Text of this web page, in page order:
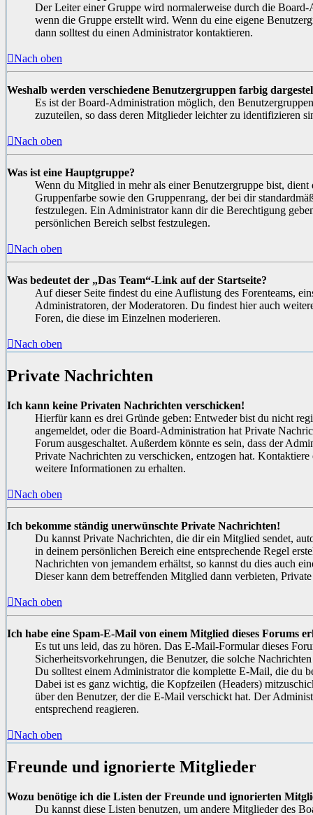
Der Leiter einer Gruppe wird normalerweise durch die
wenn die Gruppe erstellt wird. Wenn du eine eigene
dann solltest du einen Administrator kontaktieren.
Nach oben
Weshalb werden verschiedene Benutzergruppen farbig
Es ist der Board-Administration möglich, den
zuzuteilen, so dass deren Mitglieder leichter zu identifizieren
Nach oben
Was ist eine Hauptgruppe?
Wenn du Mitglied in mehr als einer Benutzergruppe bist, dient
Gruppenfarbe sowie den Gruppenrang, der bei dir
festzulegen. Ein Administrator kann dir die Berechtigung
persönlichen Bereich selbst festzulegen.
Nach oben
Was bedeutet der „Das Team“-Link auf der Startseite?
Auf dieser Seite findest du eine Auflistung des Forenteams,
Administratoren, der Moderatoren. Du findest hier auch
Foren, die diese im Einzelnen moderieren.
Nach oben
Private Nachrichten
Ich kann keine Privaten Nachrichten verschicken!
Hierfür kann es drei Gründe geben: Entweder bist du nicht
angemeldet, oder die Board-Administration hat Private
Forum ausgeschaltet. Außerdem könnte es sein, dass der
Private Nachrichten zu verschicken, entzogen hat.
weitere Informationen zu erhalten.
Nach oben
Ich bekomme ständig unerwünschte Private Nachrichten!
Du kannst Private Nachrichten, die dir ein Mitglied sendet,
in deinem persönlichen Bereich eine entsprechende Regel
Nachrichten von jemandem erhältst, so kannst du dies auch
Dieser kann dem betreffenden Mitglied dann verbieten,
Nach oben
Ich habe eine Spam-E-Mail von einem Mitglied dieses Forums
Es tut uns leid, das zu hören. Das E-Mail-Formular dieses
Sicherheitsvorkehrungen, die Benutzer, die solche
Du solltest einem Administrator die komplette E-Mail, die du
Dabei ist es ganz wichtig, die Kopfzeilen (Headers)
über den Benutzer, der die E-Mail verschickt hat. Der
entsprechend reagieren.
Nach oben
Freunde und ignorierte Mitglieder
Wozu benötige ich die Listen der Freunde und ignorierten
Du kannst diese Listen benutzen, um andere Mitglieder des